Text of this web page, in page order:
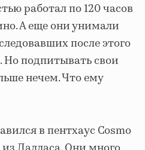
работал по 120 часов
А еще они унимали
после этого
Но подпитывать свои
нечем. Что ему
в пентхаус Cosmo